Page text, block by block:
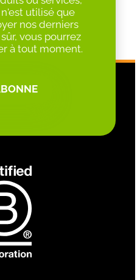
utilisé que
nos derniers
vous pourrez
à tout moment.